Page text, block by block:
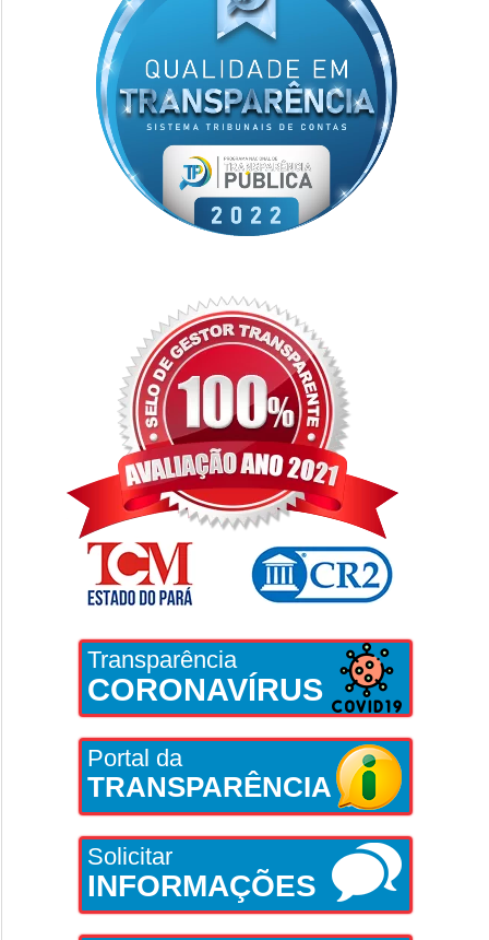
Transparência
CORONAVÍRUS
Portal da
TRANSPARÊNCIA
Solicitar
INFORMAÇÕES